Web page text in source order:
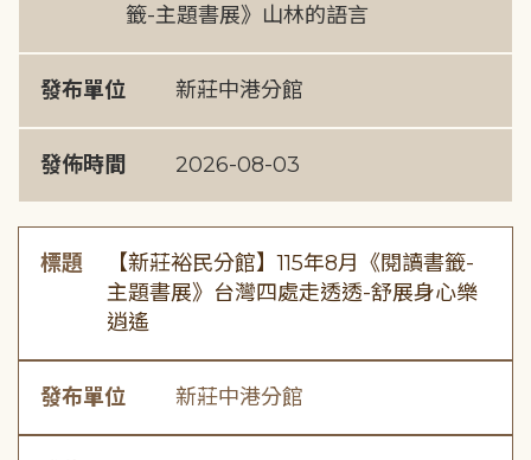
籤-主題書展》山林的語言
發布單位 新莊中港分館
發佈時間 2026-08-03
標題
【新莊裕民分館】115年8月《閱讀書籤-
主題書展》台灣四處走透透-舒展身心樂
逍遙
發布單位 新莊中港分館